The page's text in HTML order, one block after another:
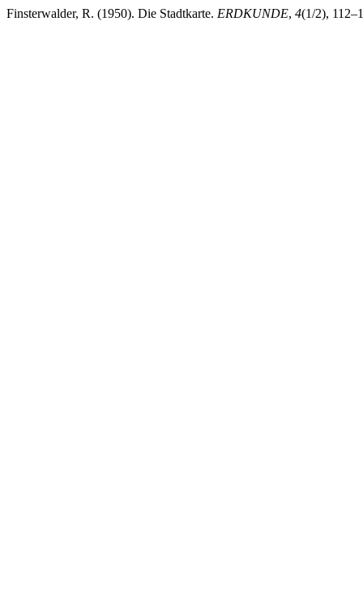
Finsterwalder, R. (1950). Die Stadtkarte. ERDKUNDE, 4(1/2),